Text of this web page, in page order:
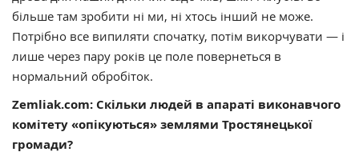
більше там зробити ні ми, ні хтось інший не може.
Потрібно все випиляти спочатку, потім викорчувати — і
лише через пару років це поле повернеться в
нормальний обробіток.
Zemliak.com: Скільки людей в апараті виконавчого
комітету «опікуються» землями Тростянецької
громади?